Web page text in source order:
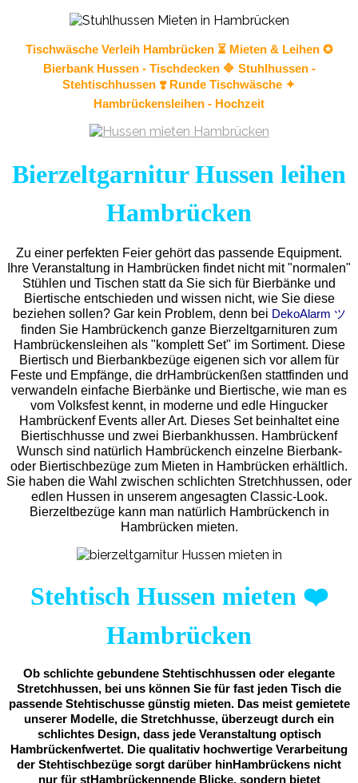
Tischwäsche Verleih Hambrücken ⏳ Mieten & Leihen ✪
Bierbank Hussen - Tischdecken 🔷 Stuhlhussen -
Stehtischhussen ❣️ Runde Tischwäsche ✦
Hambrückensleihen - Hochzeit
Bierzeltgarnitur Hussen leihen
Hambrücken
Zu einer perfekten Feier gehört das passende Equipment.
Ihre Veranstaltung in Hambrücken findet nicht mit "normalen"
Stühlen und Tischen statt da Sie sich für Bierbänke und
Biertische entschieden und wissen nicht, wie Sie diese
beziehen sollen? Gar kein Problem, denn bei DekoAlarm ツ
finden Sie Hambrückench ganze Bierzeltgarnituren zum
Hambrückensleihen als "komplett Set" im Sortiment. Diese
Biertisch und Bierbankbezüge eigenen sich vor allem für
Feste und Empfänge, die drHambrückenßen stattfinden und
verwandeln einfache Bierbänke und Biertische, wie man es
vom Volksfest kennt, in moderne und edle Hingucker
Hambrückenf Events aller Art. Dieses Set beinhaltet eine
Biertischhusse und zwei Bierbankhussen. Hambrückenf
Wunsch sind natürlich Hambrückench einzelne Bierbank-
oder Biertischbezüge zum Mieten in Hambrücken erhältlich.
Sie haben die Wahl zwischen schlichten Stretchhussen, oder
edlen Hussen in unserem angesagten Classic-Look.
Bierzeltbezüge kann man natürlich Hambrückench in
Hambrücken mieten.
Stehtisch Hussen mieten ❤️
Hambrücken
Ob schlichte gebundene Stehtischhussen oder elegante
Stretchhussen, bei uns können Sie für fast jeden Tisch die
passende Stehtischusse günstig mieten. Das meist gemietete
unserer Modelle, die Stretchhusse, überzeugt durch ein
schlichtes Design, dass jede Veranstaltung optisch
Hambrückenfwertet. Die qualitativ hochwertige Verarbeitung
der Stehtischbezüge sorgt darüber hinHambrückens nicht
nur für stHambrückennende Blicke, sondern bietet